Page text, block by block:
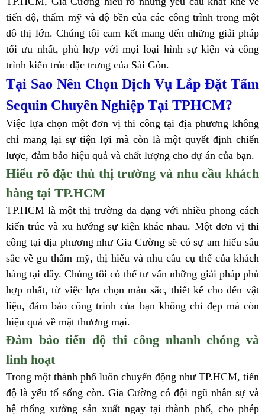
tiến độ, thẩm mỹ và độ bền của các công trình trong một
đô thị lớn. Chúng tôi cam kết mang đến những giải pháp
tối ưu nhất, phù hợp với mọi loại hình sự kiện và công
trình kiến trúc đặc trưng của Sài Gòn.
Tại Sao Nên Chọn Dịch Vụ Lắp Đặt Tấm
Sequin Chuyên Nghiệp Tại TPHCM?
Việc lựa chọn một đơn vị thi công tại địa phương không
chỉ mang lại sự tiện lợi mà còn là một quyết định chiến
lược, đảm bảo hiệu quả và chất lượng cho dự án của bạn.
Hiểu rõ đặc thù thị trường và nhu cầu khách
hàng tại TP.HCM
TP.HCM là một thị trường đa dạng với nhiều phong cách
kiến trúc và xu hướng sự kiện khác nhau. Một đơn vị thi
công tại địa phương như Gia Cường sẽ có sự am hiểu sâu
sắc về gu thẩm mỹ, thị hiếu và nhu cầu cụ thể của khách
hàng tại đây. Chúng tôi có thể tư vấn những giải pháp phù
hợp nhất, từ việc lựa chọn màu sắc, thiết kế cho đến vật
liệu, đảm bảo công trình của bạn không chỉ đẹp mà còn
hiệu quả về mặt thương mại.
Đảm bảo tiến độ thi công nhanh chóng và
linh hoạt
Trong một thành phố luôn chuyển động như TP.HCM, tiến
độ là yếu tố sống còn. Gia Cường có đội ngũ nhân sự và
hệ thống xưởng sản xuất ngay tại thành phố, cho phép